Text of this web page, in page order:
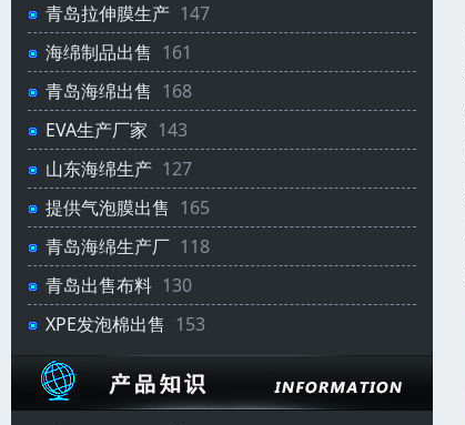
青岛拉伸膜生产 147
海绵制品出售 161
青岛海绵出售 168
EVA生产厂家 143
山东海绵生产 127
提供气泡膜出售 165
青岛海绵生产厂 118
青岛出售布料 130
XPE发泡棉出售 153